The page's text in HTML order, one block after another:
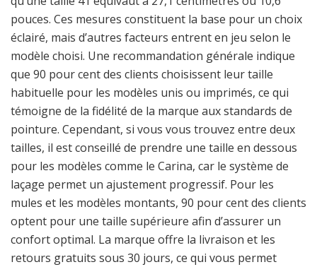
pouces. Ces mesures constituent la base pour un choix
éclairé, mais d’autres facteurs entrent en jeu selon le
modèle choisi. Une recommandation générale indique
que 90 pour cent des clients choisissent leur taille
habituelle pour les modèles unis ou imprimés, ce qui
témoigne de la fidélité de la marque aux standards de
pointure. Cependant, si vous vous trouvez entre deux
tailles, il est conseillé de prendre une taille en dessous
pour les modèles comme le Carina, car le système de
laçage permet un ajustement progressif. Pour les
mules et les modèles montants, 90 pour cent des clients
optent pour une taille supérieure afin d’assurer un
confort optimal. La marque offre la livraison et les
retours gratuits sous 30 jours, ce qui vous permet